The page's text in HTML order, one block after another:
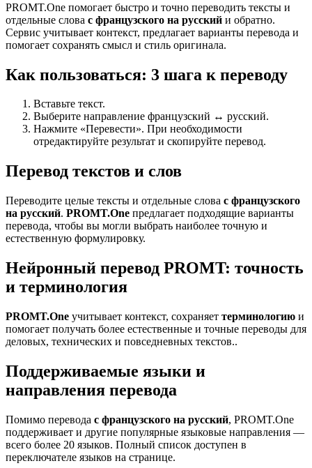
PROMT.One помогает быстро и точно переводить тексты и
отдельные слова с французского на русский и обратно.
Сервис учитывает контекст, предлагает варианты перевода и
помогает сохранять смысл и стиль оригинала.
Как пользоваться: 3 шага к переводу
Вставьте текст.
Выберите направление французский ↔ русский.
Нажмите «Перевести». При необходимости
отредактируйте результат и скопируйте перевод.
Перевод текстов и слов
Переводите целые тексты и отдельные слова с французского
на русский. PROMT.One предлагает подходящие варианты
перевода, чтобы вы могли выбрать наиболее точную и
естественную формулировку.
Нейронный перевод PROMT: точность
и терминология
PROMT.One учитывает контекст, сохраняет терминологию и
помогает получать более естественные и точные переводы для
деловых, технических и повседневных текстов..
Поддерживаемые языки и
направления перевода
Помимо перевода с французского на русский, PROMT.One
поддерживает и другие популярные языковые направления —
всего более 20 языков. Полный список доступен в
переключателе языков на странице.